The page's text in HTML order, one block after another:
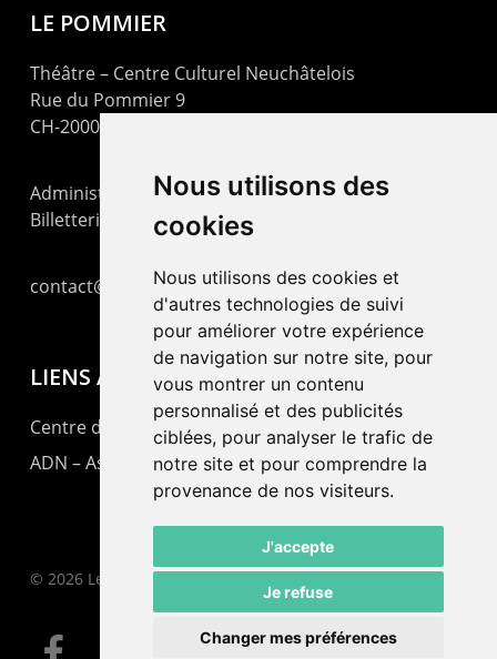
Nous utilisons des
cookies
Nous utilisons des cookies et
d'autres technologies de suivi
pour améliorer votre expérience
de navigation sur notre site, pour
vous montrer un contenu
personnalisé et des publicités
ciblées, pour analyser le trafic de
notre site et pour comprendre la
provenance de nos visiteurs.
J'accepte
Je refuse
Changer mes préférences
LE POMMIER
Théâtre – Centre Culturel Neuchâtelois
Rue du Pommier 9
CH-2000 Neuchâtel
Administration : +41 32 725 03 03
Billetterie : +41 32 725 05 05
contact@lepommier.ch
LIENS AMIS
Centre de culture ABC
ADN – Association Danse Neuchâtel
© 2026 Le Pommier.
facebook email